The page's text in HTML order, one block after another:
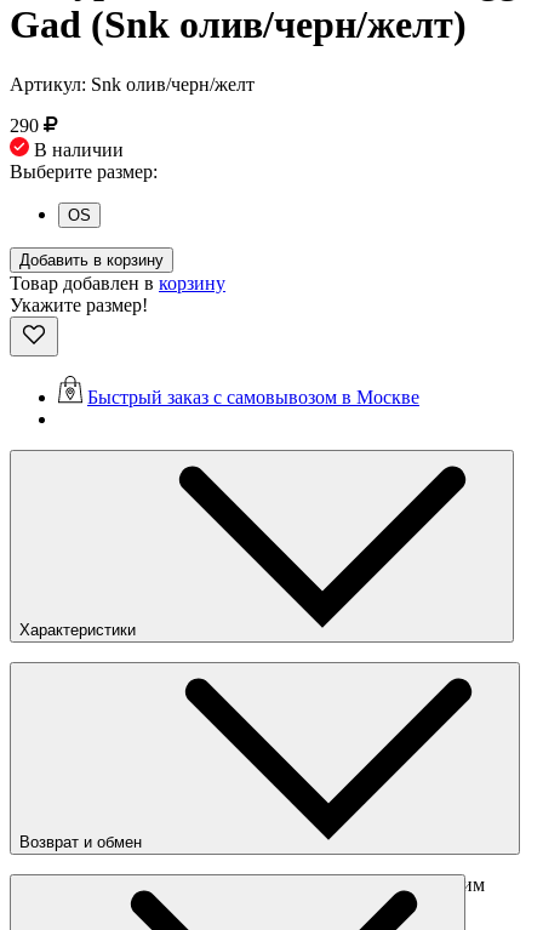
Gad (Snk олив/черн/желт)
Артикул: Snk олив/черн/желт
290
В наличии
Выберите размер:
OS
Добавить в корзину
Товар добавлен в корзину
Укажите размер!
Быстрый заказ с самовывозом в Москве
Характеристики
Зеленый
Возврат и обмен
Перед отправкой обмена обязательно свяжитесь с нашим
obmen@sneakerhead.ru